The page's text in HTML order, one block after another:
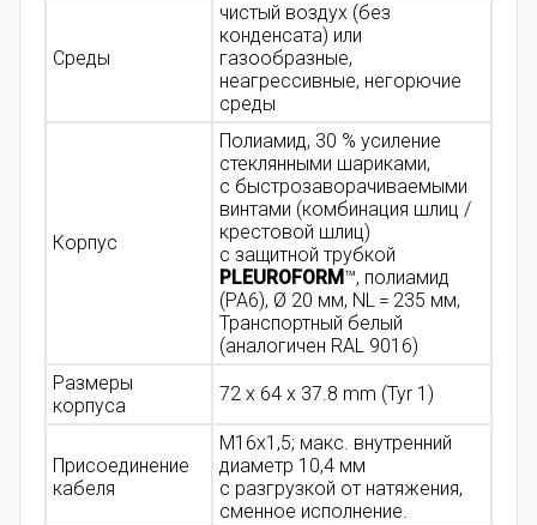
Среды
чистый воздух (без
конденсата) или
газообразные,
неагрессивные, негорючие
среды
Корпус
Полиамид, 30 % усиление
стеклянными шариками,
с быстрозаворачиваемыми
винтами (комбинация шлиц /
крестовой шлиц)
с защитной трубкой
PLEUROFORM ™, полиамид
(PA6), Ø 20 мм, NL = 235 мм,
Транспортный белый
(аналогичен RAL 9016)
Размеры
корпуса
72 x 64 x 37.8 mm (Tyr 1)
Присоединение
кабеля
M16x1,5; макс. внутренний
диаметр 10,4 мм
с разгрузкой от натяжения,
сменное исполнение.